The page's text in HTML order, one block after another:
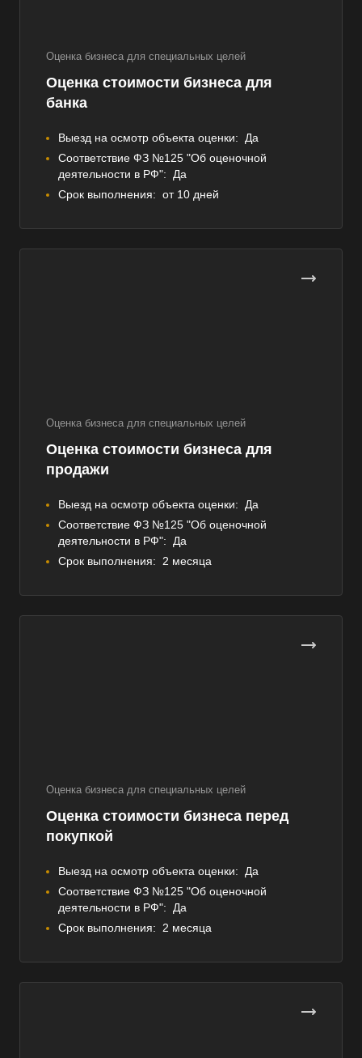
Оценка бизнеса для специальных целей
Оценка стоимости бизнеса для
банка
Выезд на осмотр объекта оценки:
Да
Соответствие ФЗ №125 "Об оценочной
деятельности в РФ":
Да
Срок выполнения: от 10 дней
Оценка бизнеса для специальных целей
Оценка стоимости бизнеса для
продажи
Выезд на осмотр объекта оценки:
Да
Соответствие ФЗ №125 "Об оценочной
деятельности в РФ":
Да
Срок выполнения:
2 месяца
Оценка бизнеса для специальных целей
Оценка стоимости бизнеса перед
покупкой
Выезд на осмотр объекта оценки:
Да
Соответствие ФЗ №125 "Об оценочной
деятельности в РФ":
Да
Срок выполнения:
2 месяца